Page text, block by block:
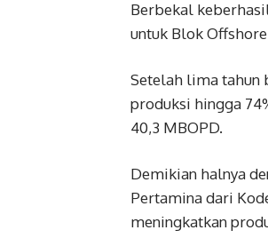
Berbekal
untuk Blok Offshore
Setelah lima tahun
produksi hingga
40,3 MBOPD.
Demikian halnya
Pertamina dari
meningkatkan